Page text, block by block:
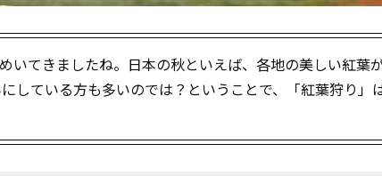
いてきましたね。日本の秋といえば、各地の美しい紅葉
している方も多いのでは？ということで、「紅葉狩り」